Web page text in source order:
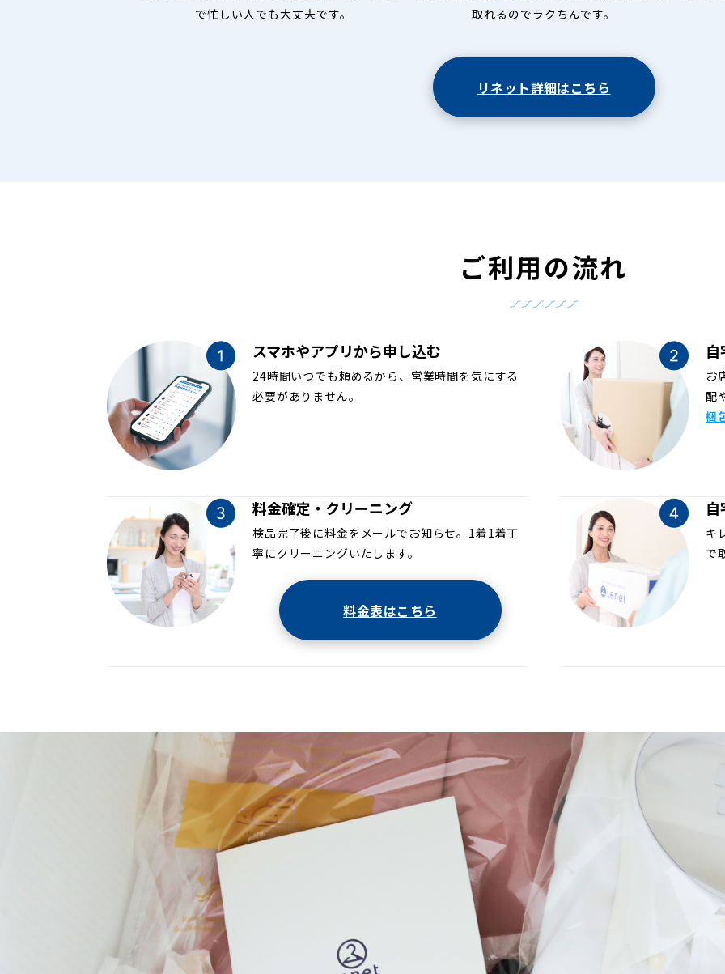
で忙しい人でも大丈夫です。
取れるのでラクちんです。
リネット詳細はこちら
ご利用の流れ
スマホやアプリから申し込む
24時間いつでも頼めるから、営業時間を気にする
必要がありません。
お
配
梱
料金確定・クリーニング
検品完了後に料金をメールでお知らせ。1着1着丁
寧にクリーニングいたします。
料金表はこちら
キ
で